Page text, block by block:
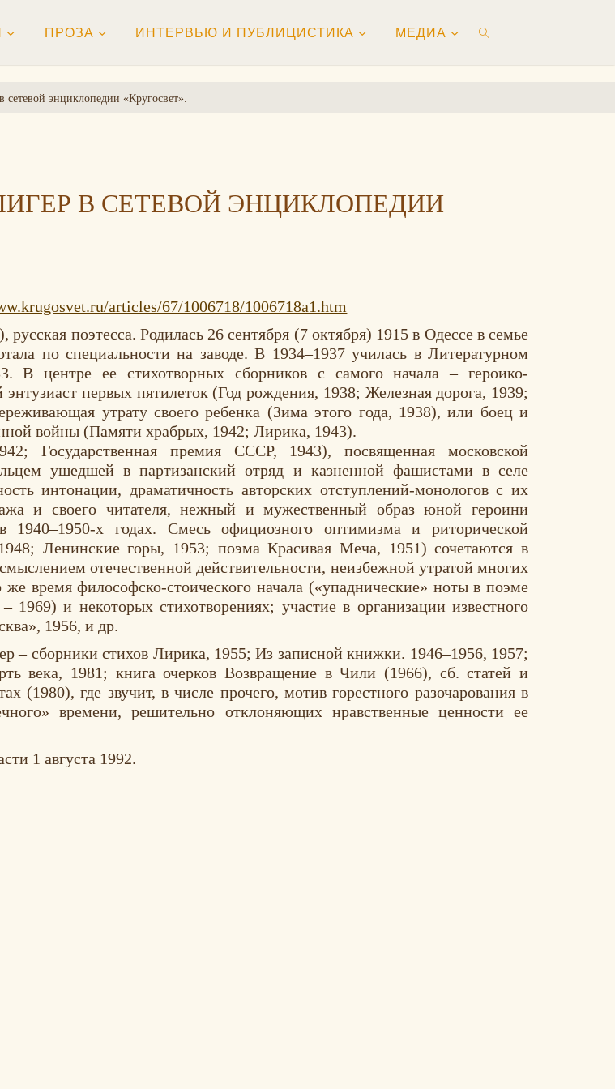
ПРОЗА ИНТЕРВЬЮ И ПУБЛИЦИСТИКА МЕДИА
энциклопедии «Кругосвет».
В СЕТЕВОЙ ЭНЦИКЛОПЕДИИ
articles/67/1006718/1006718a1.htm
поэтесса. Родилась 26 сентября (7 октября) 1915 в Одессе в семье
по специальности на заводе. В 1934–1937 училась в Литературном
В центре ее стихотворных сборников с самого начала – героико-
первых пятилеток (Год рождения, 1938; Железная дорога, 1939;
утрату своего ребенка (Зима этого года, 1938), или боец и
войны (Памяти храбрых, 1942; Лирика, 1943).
Государственная премия СССР, 1943), посвященная московской
ушедшей в партизанский отряд и казненной фашистами в селе
интонации, драматичность авторских отступлений-монологов с их
и своего читателя, нежный и мужественный образ юной героини
1940–1950-х годах. Смесь официозного оптимизма и риторической
Ленинские горы, 1953; поэма Красивая Меча, 1951) сочетаются в
отечественной действительности, неизбежной утратой многих
время философско-стоического начала («упаднические» ноты в поэме
1969) и некоторых стихотворениях; участие в организации известного
1956, и др.
– сборники стихов Лирика, 1955; Из записной книжки. 1946–1956, 1957;
века, 1981; книга очерков Возвращение в Чили (1966), сб. статей и
где звучит, в числе прочего, мотив горестного разочарования в
времени, решительно отклоняющих нравственные ценности ее
1 августа 1992.